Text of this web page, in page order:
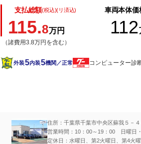
支払総額(税込)(リ済込)
115.8万円
（諸費用3.8万円を含む）
車両本体価
112
外装5内装5機関／正常 コンピューター診
住所：千葉県千葉市中央区蘇我５－４
営業時間：10：00～19：00 日曜日